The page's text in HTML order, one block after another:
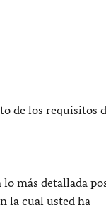
de los requisitos
más detallada
la cual usted ha